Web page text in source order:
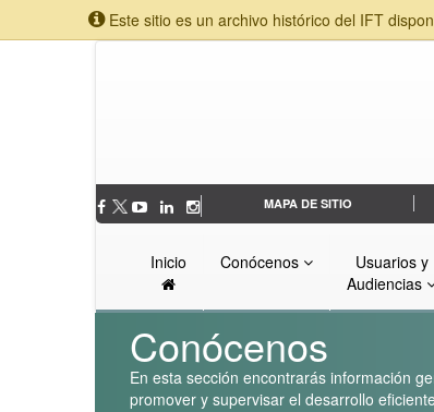
Este sitio es un archivo histórico del IFT
MAPA DE SITIO
Inicio Conócenos
Usuarios y
Audiencias
Conócenos
En esta sección encontrarás información
promover y supervisar el desarrollo